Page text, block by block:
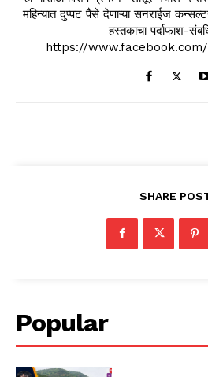
महिन्यात दुप्पट पैसे देणाऱ्या सनराईज
हस्तकाचा पर्दाफाश-
https://
SHARE
Popular